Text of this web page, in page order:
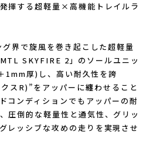
ト)
アーツ)
ウンテンハー
揮する超軽量×高機能トレイルラ
界で旋風を巻き起こした超軽量
SKYFIRE 2」のソールユニッ
1mm厚)し、高い耐久性を誇
スR)”をアッパーに纏わせること
コンディションでもアッパーの耐
圧倒的な軽量性と通気性、グリッ
レッシブな攻めの走りを実現させ